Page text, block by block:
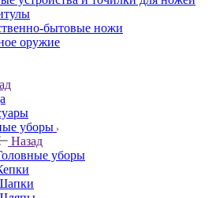
бытовые ножи
оружие
уборы
Назад
уборы